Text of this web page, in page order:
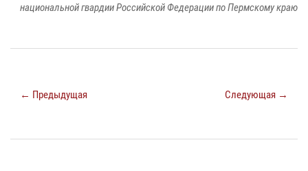
национальной гвардии Российской Федерации по Пермскому краю
← Предыдущая Следующая →